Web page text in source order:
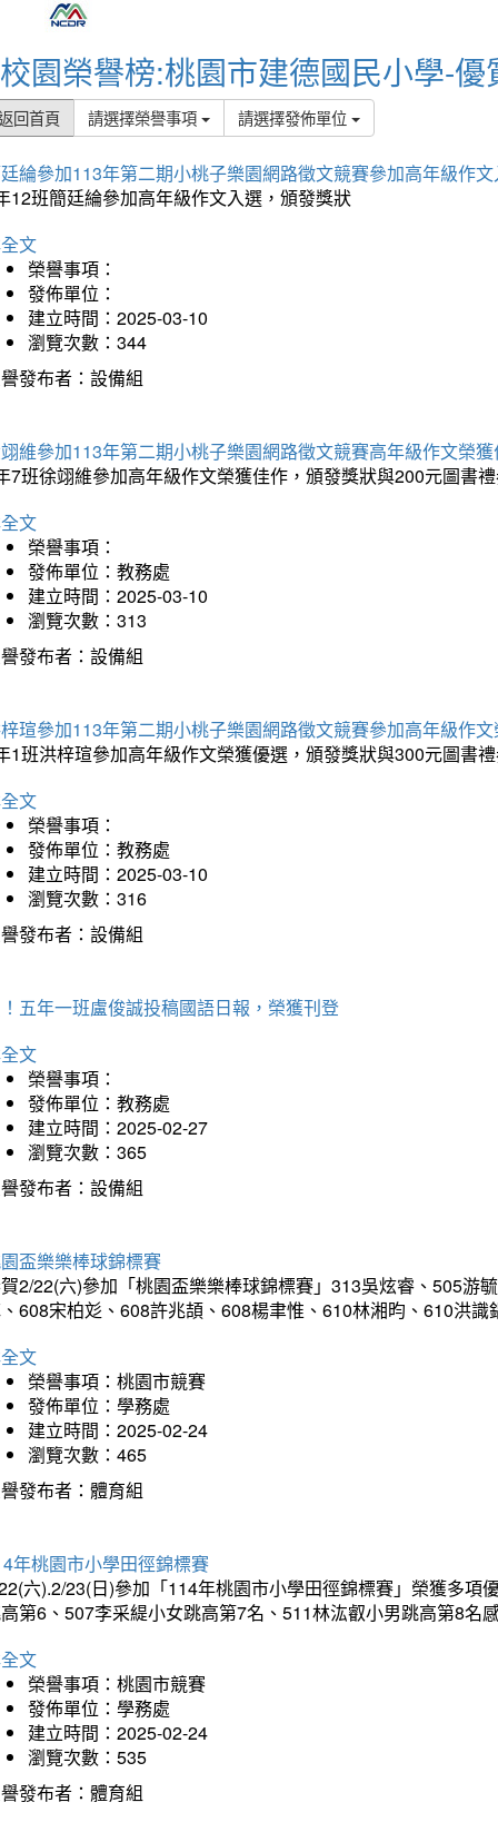
校園榮譽榜:桃園市建德國民小學-優
回首頁 請選擇榮譽事項 請選擇發佈單位
綸參加113年第二期小桃子樂園網路徵文競賽參加高年級作
12班簡廷綸參加高年級作文入選，頒發獎狀
文
榮譽事項：
發佈單位：
建立時間：2025-03-10
瀏覽次數：344
發布者：設備組
維參加113年第二期小桃子樂園網路徵文競賽高年級作文榮
7班徐翊維參加高年級作文榮獲佳作，頒發獎狀與200元圖書
文
榮譽事項：
發佈單位：教務處
建立時間：2025-03-10
瀏覽次數：313
發布者：設備組
瑄參加113年第二期小桃子樂園網路徵文競賽參加高年級作
1班洪梓瑄參加高年級作文榮獲優選，頒發獎狀與300元圖書
文
榮譽事項：
發佈單位：教務處
建立時間：2025-03-10
瀏覽次數：316
發布者：設備組
五年一班盧俊誠投稿國語日報，榮獲刊登
文
榮譽事項：
發佈單位：教務處
建立時間：2025-02-27
瀏覽次數：365
發布者：設備組
盃樂樂棒球錦標賽
2/22(六)參加「桃園盃樂樂棒球錦標賽」313吳炫睿、505游
608宋柏彣、608許兆頡、608楊聿惟、610林湘昀、610洪
文
榮譽事項：桃園市競賽
發佈單位：學務處
建立時間：2025-02-24
瀏覽次數：465
發布者：體育組
年桃園市小學田徑錦標賽
六).2/23(日)參加「114年桃園市小學田徑錦標賽」榮獲多
第6、507李采緹小女跳高第7名、511林汯叡小男跳高第8名
文
榮譽事項：桃園市競賽
發佈單位：學務處
建立時間：2025-02-24
瀏覽次數：535
發布者：體育組